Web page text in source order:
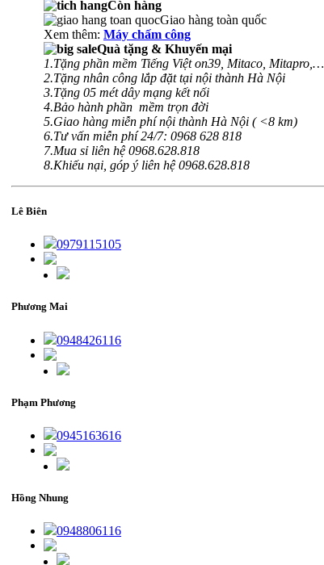
Còn hàng
Giao hàng toàn quốc
Xem thêm: Máy chấm công
Quà tặng & Khuyến mại
1.Tặng phần mềm Tiếng Việt on39, Mitaco, Mitapro,…
2.Tặng nhân công lắp đặt tại nội thành Hà Nội
3.Tặng 05 mét dây mạng kết nối
4.Bảo hành phần mềm trọn đời
5.Giao hàng miễn phí nội thành Hà Nội ( <8 km)
6.Tư vấn miễn phí 24/7: 0968 628 818
7.Mua sỉ liên hệ 0968.628.818
8.Khiếu nại, góp ý liên hệ 0968.628.818
Lê Biên
0979115105
Phương Mai
0948426116
Phạm Phương
0945163616
Hồng Nhung
0948806116